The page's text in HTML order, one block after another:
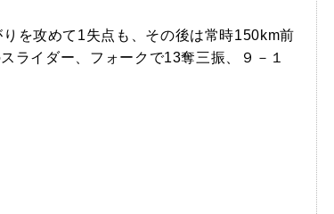
を攻めて1失点も、その後は常時150km前
ライダー、フォークで13奪三振、９－１